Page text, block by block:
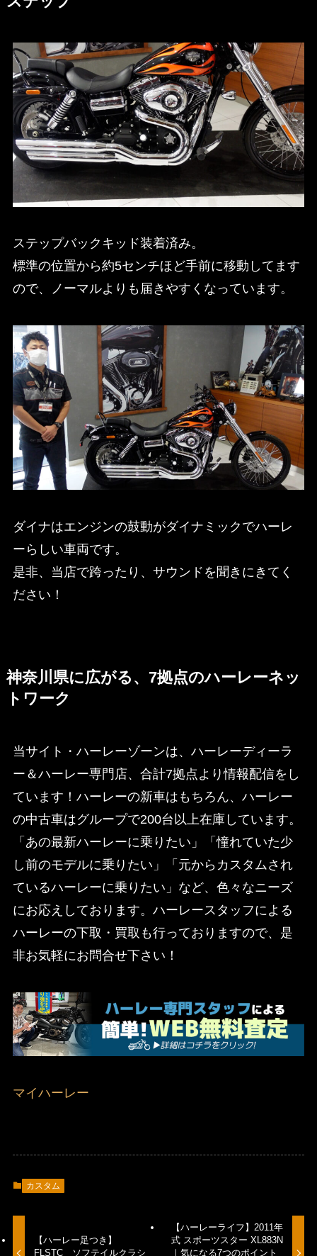
ステップバックキッド装着済み。
標準の位置から約5センチほど手前に移動してます
ので、ノーマルよりも届きやすくなっています。
ダイナはエンジンの鼓動がダイナミックでハーレ
ーらしい車両です。
是非、当店で跨ったり、サウンドを聞きにきてく
ださい！
神奈川県に広がる、7拠点のハーレーネッ
トワーク
当サイト・ハーレーゾーンは、ハーレーディーラ
ー＆ハーレー専門店、合計7拠点より情報配信をし
ています！ハーレーの新車はもちろん、ハーレー
の中古車はグループで200台以上在庫しています。
「あの最新ハーレーに乗りたい」「憧れていた少
し前のモデルに乗りたい」「元からカスタムされ
ているハーレーに乗りたい」など、色々なニーズ
にお応えしております。ハーレースタッフによる
ハーレーの下取・買取も行っておりますので、是
非お気軽にお問合せ下さい！
マイハーレー
カスタム
【ハーレー足つき】
FLSTC ソフテイルクラシ
【ハーレーライフ】2011年
式 スポーツスター XL883N
｜気になる7つのポイント